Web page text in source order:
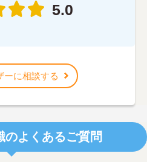
5.0
ーに相談する
のよくあるご質問